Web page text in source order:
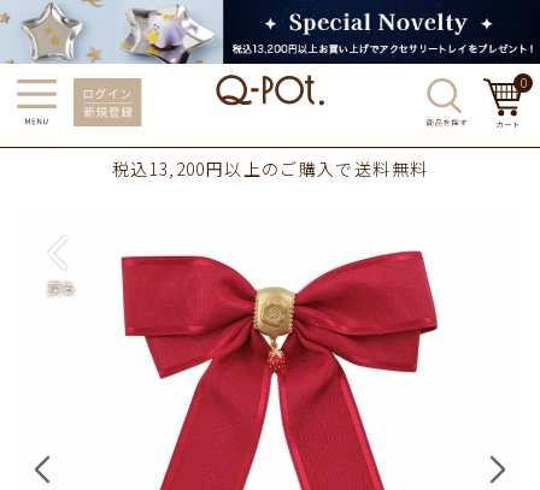
0
税込13,200円以上のご購入で送料無料